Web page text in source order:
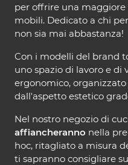
per offrire una
mobili. Dedicato a chi
non sia mai abbastanza!
Con i modelli del brand
uno spazio di lavoro e di
ergonomico,
dall'aspetto estetico
Nel nostro negozio di
affiancheranno nella
hoc, ritagliato a misura
ti sapranno consigliare